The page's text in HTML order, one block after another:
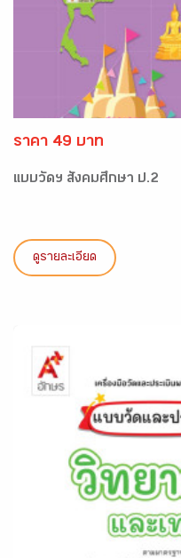
ราคา 49 บาท
แบบวัดฯ สังคมศึกษา ป.2
ดูรายละเอียด